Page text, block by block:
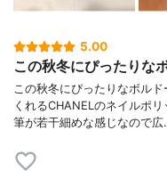
5.00
この秋冬にぴったりな
この秋冬にぴったりなボル
くれるCHANELのネイルポ
筆が若干細めな感じなので